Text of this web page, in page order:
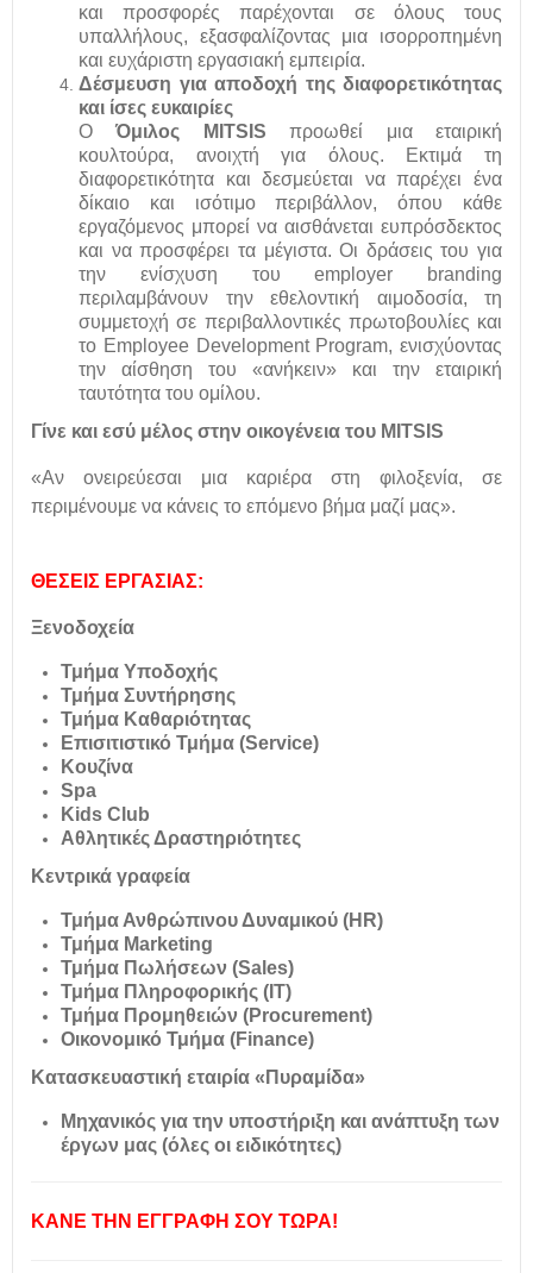
και προσφορές παρέχονται σε όλους τους
υπαλλήλους, εξασφαλίζοντας μια ισορροπημένη
και ευχάριστη εργασιακή εμπειρία.
Δέσμευση για αποδοχή της διαφορετικότητας
και ίσες ευκαιρίες
ΟΌμιλος MITSIS προωθεί μια εταιρική
κουλτούρα, ανοιχτή για όλους. Εκτιμά τη
διαφορετικότητα και δεσμεύεται να παρέχει ένα
δίκαιο και ισότιμο περιβάλλον, όπου κάθε
εργαζόμενος μπορεί να αισθάνεται ευπρόσδεκτος
και να προσφέρει τα μέγιστα. Οι δράσεις του για
την ενίσχυση του employer branding
περιλαμβάνουν την εθελοντική αιμοδοσία, τη
συμμετοχή σε περιβαλλοντικές πρωτοβουλίες και
το Employee Development Program, ενισχύοντας
την αίσθηση του «ανήκειν» και την εταιρική
ταυτότητα του ομίλου.
Γίνε και εσύ μέλος στην οικογένεια του MITSIS
«Αν ονειρεύεσαι μια καριέρα στη φιλοξενία, σε
περιμένουμε να κάνεις το επόμενο βήμα μαζί μας».
ΘΕΣΕΙΣ ΕΡΓΑΣΙΑΣ:
Ξενοδοχεία
Τμήμα Υποδοχής
Τμήμα Συντήρησης
Τμήμα Καθαριότητας
Επισιτιστικό Τμήμα (Service)
Κουζίνα
Spa
Kids Club
Αθλητικές Δραστηριότητες
Κεντρικά γραφεία
Τμήμα Ανθρώπινου Δυναμικού (HR)
Τμήμα Marketing
Τμήμα Πωλήσεων (Sales)
Τμήμα Πληροφορικής (IT)
Τμήμα Προμηθειών (Procurement)
Οικονομικό Τμήμα (Finance)
Κατασκευαστική εταιρία «Πυραμίδα»
Μηχανικός για την υποστήριξη και ανάπτυξη των
έργων μας (όλες οι ειδικότητες)
ΚΑΝΕ ΤΗΝ ΕΓΓΡΑΦΗ ΣΟΥ ΤΩΡΑ!